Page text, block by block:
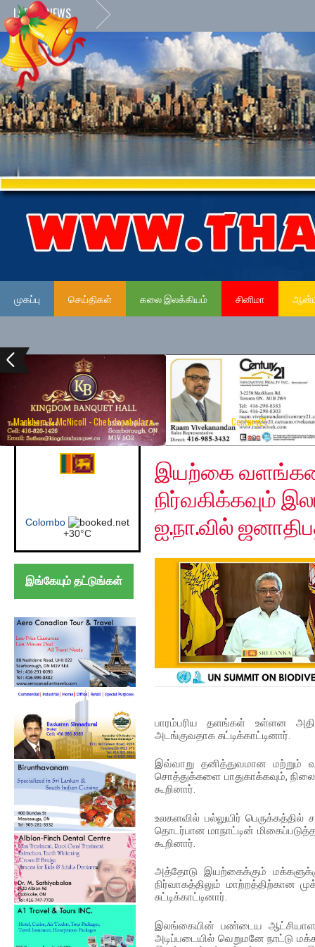
LATEST NEWS
முகப்பு செய்திகள் கலை இலக்கியம் சினிமா
Markham & McNicoll - Chef depot plaza Century21
Canada (Toronto)
Toronto
+25°C
இங்கேயும் தட்டுங்கள்
Thursday, October 1,
இயற்கை
நிர்வகிக்கவும்
ஐ.நா.வில்
பாரம்பரிய தளங்கள் உள்ளன
அடங்குவதாக சுட்டிக்காட்டினார்.
இவ்வாறு தனித்துவமான மற்றும்
சொத்துக்களை பாதுகாக்கவும்,
கூறினார்.
உலகளவில் பல்லுயிர் பெருக்கத்தில்
தொடர்பான மாநாட்டின்
கூறினார்.
அத்தோடு இயற்கைக்கும்
நிர்வாகத்திலும் மாற்றத்திற்கான
சுட்டிக்காட்டினார்.
இலங்கையின் பண்டைய
அடிப்படையில் வெறுமனே நாட்டு